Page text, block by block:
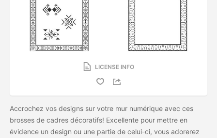
LICENSE INFO
Accrochez vos designs sur votre mur numérique avec ces
brosses de cadres décoratifs! Excellente pour mettre en
évidence un design ou une partie de celui-ci, vous adorerez